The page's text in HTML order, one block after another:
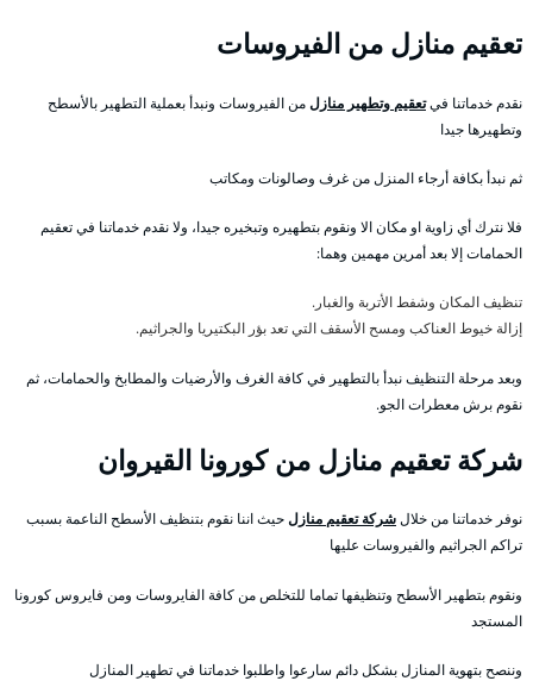
تعقيم منازل من الفيروسات
نقدم خدماتنا فيتعقيم وتطهير منازلمن الفيروسات ونبدأ بعملية التطهير بالأسطح
وتطهيرها جيدا
ثم نبدأ بكافة أرجاء المنزل من غرف وصالونات ومكاتب
فلا نترك أي زاوية او مكان الا ونقوم بتطهيره وتبخيره جيدا، ولا نقدم خدماتنا في تعقيم
الحمامات إلا بعد أمرين مهمين وهما:
تنظيف المكان وشفط الأتربة والغبار.
إزالة خيوط العناكب ومسح الأسقف التي تعد بؤر البكتيريا والجراثيم.
وبعد مرحلة التنظيف نبدأ بالتطهير في كافة الغرف والأرضيات والمطابخ والحمامات، ثم
نقوم برش معطرات الجو.
شركة تعقيم منازل من كورونا القيروان
نوفر خدماتنا من خلالشركة تعقيم منازلحيث اننا نقوم بتنظيف الأسطح الناعمة بسبب
تراكم الجراثيم والفيروسات عليها
ونقوم بتطهير الأسطح وتنظيفها تماما للتخلص من كافة الفايروسات ومن فايروس كورونا
المستجد
وننصح بتهوية المنازل بشكل دائم سارعوا واطلبوا خدماتنا في تطهير المنازل